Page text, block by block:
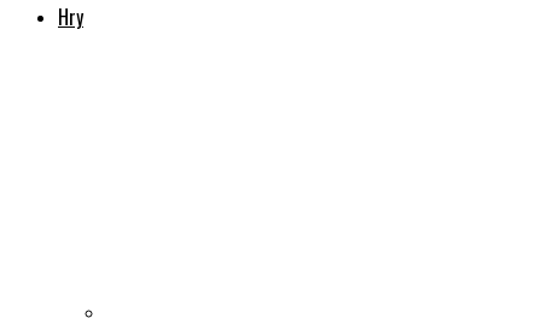
Hry